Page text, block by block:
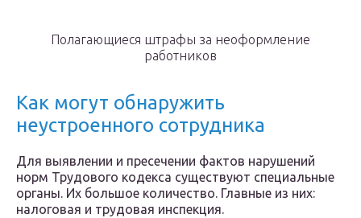
Полагающиеся штрафы за неоформление
работников
Как могут обнаружить
неустроенного сотрудника
Для выявлении и пресечении фактов нарушений
норм Трудового кодекса существуют специальные
органы. Их большое количество. Главные из них:
налоговая и трудовая инспекция.